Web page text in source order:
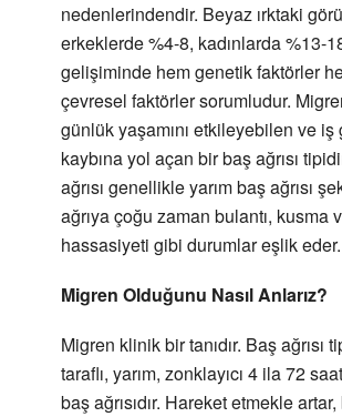
nedenlerindendir. Beyaz ırktaki
erkeklerde %4-8, kadınlarda %13-
gelişiminde hem genetik faktörler
çevresel faktörler sorumludur.
günlük yaşamını etkileyebilen ve iş
kaybına yol açan bir baş ağrısı
ağrısı genellikle yarım baş ağrısı
ağrıya çoğu zaman bulantı, kusma
hassasiyeti gibi durumlar eşlik eder.
Migren Olduğunu Nasıl Anlarız?
Migren klinik bir tanıdır. Baş ağrısı
taraflı, yarım, zonklayıcı 4 ila 72
baş ağrısıdır. Hareket etmekle